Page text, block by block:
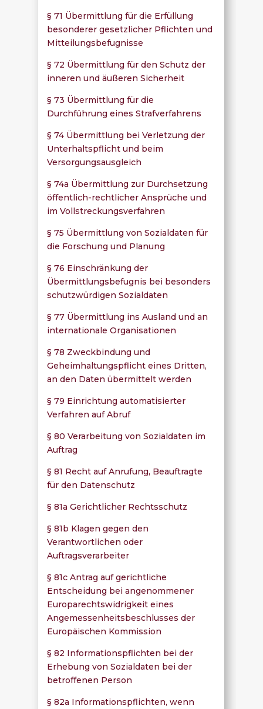
§ 71 Übermittlung für die Erfüllung
besonderer gesetzlicher Pflichten und
Mitteilungsbefugnisse
§ 72 Übermittlung für den Schutz der
inneren und äußeren Sicherheit
§ 73 Übermittlung für die
Durchführung eines Strafverfahrens
§ 74 Übermittlung bei Verletzung der
Unterhaltspflicht und beim
Versorgungsausgleich
§ 74a Übermittlung zur Durchsetzung
öffentlich-rechtlicher Ansprüche und
im Vollstreckungsverfahren
§ 75 Übermittlung von Sozialdaten für
die Forschung und Planung
§ 76 Einschränkung der
Übermittlungsbefugnis bei besonders
schutzwürdigen Sozialdaten
§ 77 Übermittlung ins Ausland und an
internationale Organisationen
§ 78 Zweckbindung und
Geheimhaltungspflicht eines Dritten,
an den Daten übermittelt werden
§ 79 Einrichtung automatisierter
Verfahren auf Abruf
§ 80 Verarbeitung von Sozialdaten im
Auftrag
§ 81 Recht auf Anrufung, Beauftragte
für den Datenschutz
§ 81a Gerichtlicher Rechtsschutz
§ 81b Klagen gegen den
Verantwortlichen oder
Auftragsverarbeiter
§ 81c Antrag auf gerichtliche
Entscheidung bei angenommener
Europarechtswidrigkeit eines
Angemessenheitsbeschlusses der
Europäischen Kommission
§ 82 Informationspflichten bei der
Erhebung von Sozialdaten bei der
betroffenen Person
§ 82a Informationspflichten, wenn